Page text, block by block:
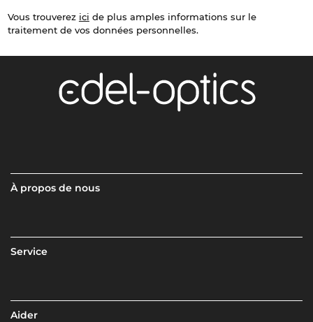
Vous trouverez ici de plus amples informations sur le
traitement de vos données personnelles.
À propos de nous
Service
Aider